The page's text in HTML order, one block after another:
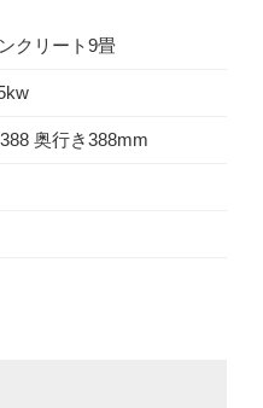
クリート9畳
奥行き388mm